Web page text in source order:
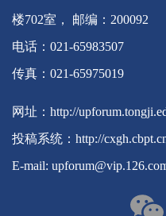
楼702室， 邮编：200092
电话：021-65983507
传真：021-65975019
网址：http://
投稿系统：http://
E-mail: